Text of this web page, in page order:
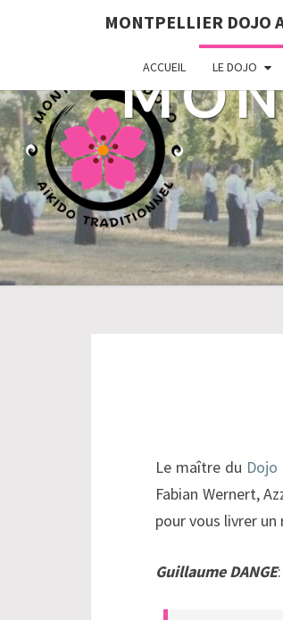
MONTPELLIER DOJO
ACCUEIL LE DOJO
Le maître du
Fabian Wernert,
pour vous livrer
Guillaume DANGE: